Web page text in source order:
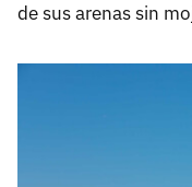
de sus arenas sin